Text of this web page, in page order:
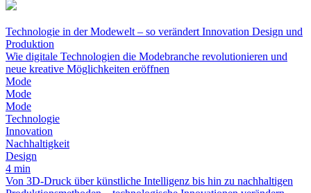
Technologie in der Modewelt – so verändert Innovation Design und
Produktion
Wie digitale Technologien die Modebranche revolutionieren und
neue kreative Möglichkeiten eröffnen
Mode
Mode
Mode
Technologie
Innovation
Nachhaltigkeit
Design
4 min
Von 3D-Druck über künstliche Intelligenz bis hin zu nachhaltigen